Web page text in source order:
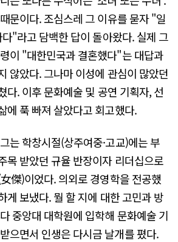
문이다. 조심스레 그 이유를 묻자 "일
"라고 담백한 답이 돌아왔다. 실제 그
이 "대한민국과 결혼했다"는 대답과
않았다. 그나마 이성에 관심이 많았던
다. 이후 문화예술 및 공연 기획자, 선
에 푹 빠져 살았다고 회고했다.
는 학창시절(상주여중·고교)에는 부
목 받았던 규율 반장이자 리더십으로
傑)이었다. 의외로 경영학을 전공했
게 보냈다. 뭘 할 지에 대한 고민과 방
중앙대 대학원에 입학해 문화예술 기
으면서 인생은 다시금 날개를 폈다.